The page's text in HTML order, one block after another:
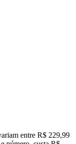
entre R$ 229,99